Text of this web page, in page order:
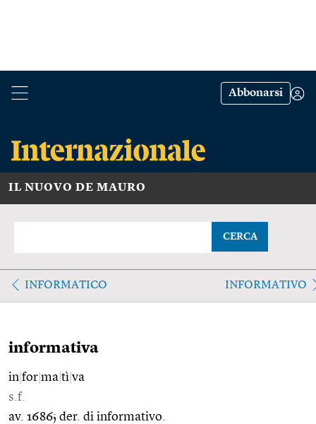
Abbonarsi
IL NUOVO DE MAURO
CERCA
INFORMATICO INFORMATIVO
informativa
in for ma tì va
s.f.
av. 1686; der. di informativo.